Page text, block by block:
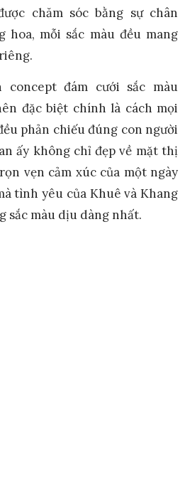
chăm sóc bằng sự chân
hoa, mỗi sắc màu đều mang
đám cưới sắc màu
đặc biệt chính là cách mọi
phản chiếu đúng con người
ấy không chỉ đẹp về mặt thị
vẹn cảm xúc của một ngày
tình yêu của Khuê và Khang
sắc màu dịu dàng nhất.